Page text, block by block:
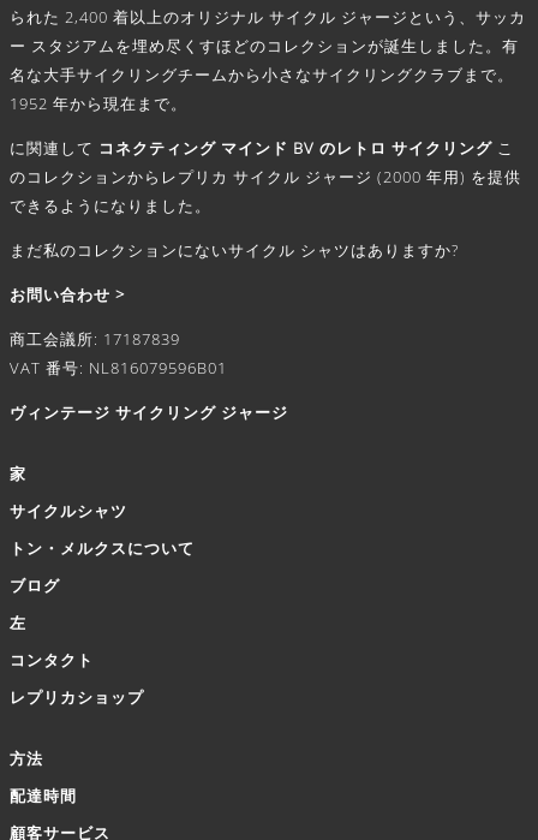
られた 2,400 着以上のオリジナル サイクル ジャージという、サッカ
ー スタジアムを埋め尽くすほどのコレクションが誕生しました。有
名な大手サイクリングチームから小さなサイクリングクラブまで。
1952 年から現在まで。
に関連して コネクティング マインド BV のレトロ サイクリング こ
のコレクションからレプリカ サイクル ジャージ (2000 年用) を提供
できるようになりました。
まだ私のコレクションにないサイクル シャツはありますか?
お問い合わせ >
商工会議所: 17187839
VAT 番号: NL816079596B01
ヴィンテージ サイクリング ジャージ
家
サイクルシャツ
トン・メルクスについて
ブログ
左
コンタクト
レプリカショップ
方法
配達時間
顧客サービス